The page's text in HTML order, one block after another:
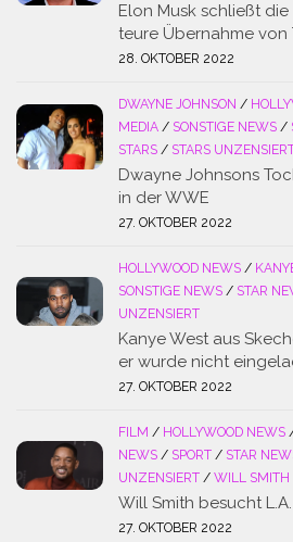
Elon Musk schließt
teure Übernahme von
28. OKTOBER 2022
DWAYNE JOHNSON /
MEDIA / SONSTIGE NEWS /
STARS / STARS
Dwayne Johnsons
in der WWE
27. OKTOBER 2022
HOLLYWOOD NEWS /
SONSTIGE NEWS / STAR
UNZENSIERT
Kanye West aus
er wurde nicht
27. OKTOBER 2022
FILM / HOLLYWOOD NEWS
NEWS / SPORT / STAR
UNZENSIERT / WILL SMITH
Will Smith besucht
27. OKTOBER 2022